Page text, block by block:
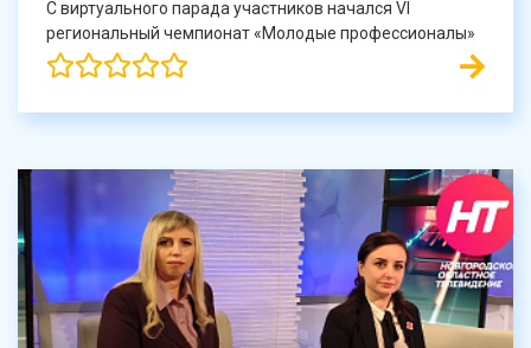
С виртуального парада участников начался VI
региональный чемпионат «Молодые профессионалы»